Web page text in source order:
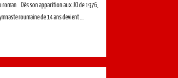
roman. Dès son apparition aux JO de 1976,
roumaine de 14 ans devient …